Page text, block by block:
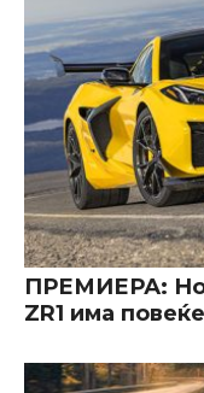
ПРЕМИЕРА:
ZR1 има